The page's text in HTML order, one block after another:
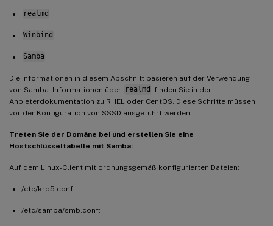
realmd
Winbind
Samba
Die Informationen in diesem Abschnitt basieren auf der Verwendung
von Samba. Informationen über realmd finden Sie in der
Anbieterdokumentation zu RHEL oder CentOS. Diese Schritte müssen
vor der Konfiguration von SSSD ausgeführt werden.
Treten Sie der Domäne bei und erstellen Sie eine
Hostschlüsseltabelle mit Samba:
Auf dem Linux-Client mit ordnungsgemäß konfigurierten Dateien:
/etc/krb5.conf
/etc/samba/smb.conf: